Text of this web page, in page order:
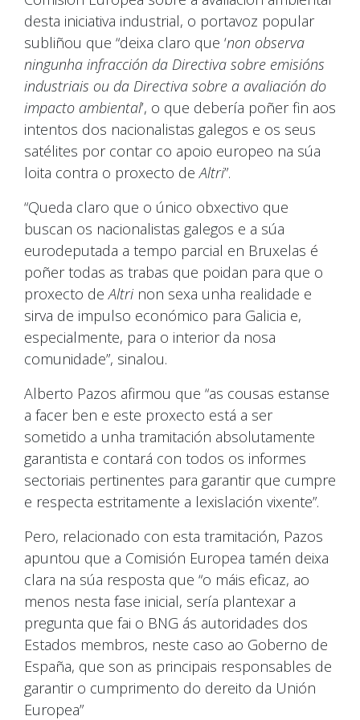
desta iniciativa industrial, o portavoz popular
subliñou que “deixa claro que ‘non observa
ningunha infracción da Directiva sobre emisións
industriais ou da Directiva sobre a avaliación do
impacto ambiental’, o que debería poñer fin aos
intentos dos nacionalistas galegos e os seus
satélites por contar co apoio europeo na súa
loita contra o proxecto deAltri”.
“Queda claro que o único obxectivo que
buscan os nacionalistas galegos e a súa
eurodeputada a tempo parcial en Bruxelas é
poñer todas as trabas que poidan para que o
proxecto deAltrinon sexa unha realidade e
sirva de impulso económico para Galicia e,
especialmente, para o interior da nosa
comunidade”, sinalou.
Alberto Pazos afirmou que “as cousas estanse
a facer ben e este proxecto está a ser
sometido a unha tramitación absolutamente
garantista e contará con todos os informes
sectoriais pertinentes para garantir que cumpre
e respecta estritamente a lexislación vixente”.
Pero, relacionado con esta tramitación, Pazos
apuntou que a Comisión Europea tamén deixa
clara na súa resposta que “o máis eficaz, ao
menos nesta fase inicial, sería plantexar a
pregunta que fai o BNG ás autoridades dos
Estados membros, neste caso ao Goberno de
España, que son as principais responsables de
garantir o cumprimento do dereito da Unión
Europea”